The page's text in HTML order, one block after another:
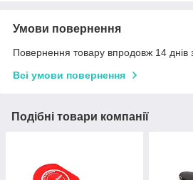
Умови повернення
Повернення товару впродовж 14 днів
Всі умови повернення
Подібні товари компанії